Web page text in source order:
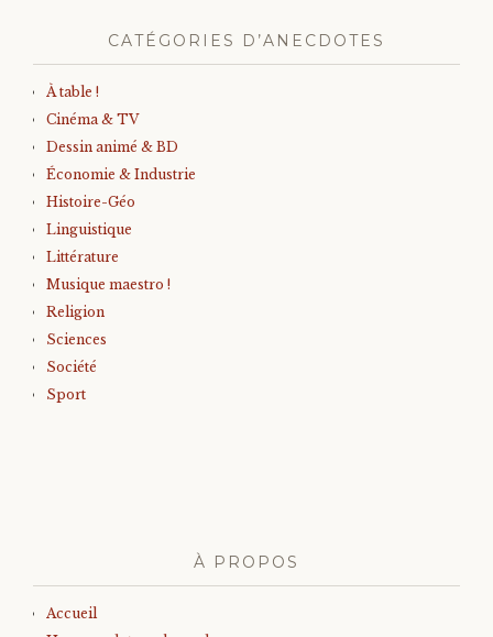
CATÉGORIES D’ANECDOTES
À table !
Cinéma & TV
Dessin animé & BD
Économie & Industrie
Histoire-Géo
Linguistique
Littérature
Musique maestro !
Religion
Sciences
Société
Sport
À PROPOS
Accueil